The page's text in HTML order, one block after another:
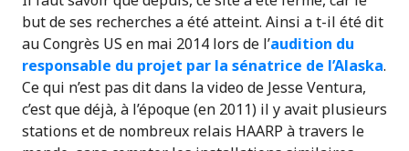
but de ses recherches a été atteint. Ainsi a t-il été dit
au Congrès US en mai 2014 lors de l’audition du
responsable du projet par la sénatrice de l’Alaska.
Ce qui n’est pas dit dans la video de Jesse Ventura,
c’est que déjà, à l’époque (en 2011) il y avait plusieurs
stations et de nombreux relais HAARP à travers le